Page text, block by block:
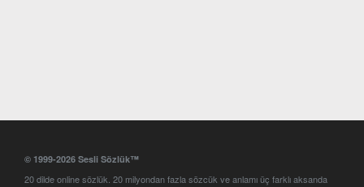
© 1999-2026 Sesli Sözlük™
20 dilde online sözlük. 20 milyondan fazla sözcük ve anlamı üç farklı aksanda